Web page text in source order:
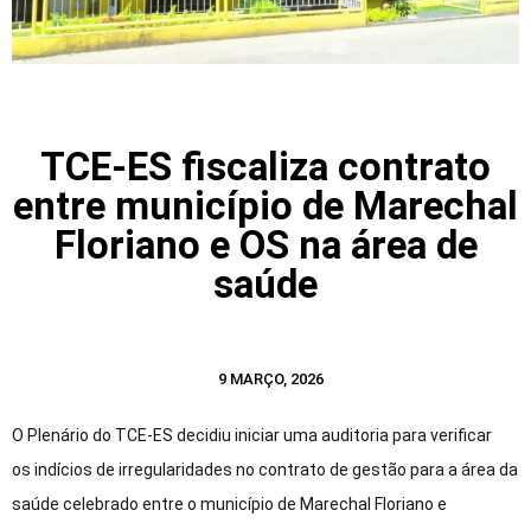
TCE-ES fiscaliza contrato
entre município de Marechal
Floriano e OS na área de
saúde
9 MARÇO, 2026
O Plenário do TCE-ES decidiu iniciar uma auditoria para verificar
os indícios de irregularidades no contrato de gestão para a área da
saúde celebrado entre o município de Marechal Floriano e